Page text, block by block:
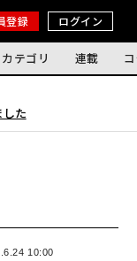
登録 ログイン
カテゴリ 連載
た
10:00